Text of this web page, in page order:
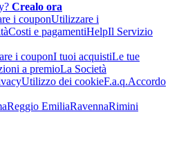
Crealo ora
i couponUtilizzare i
Costi e pagamentiHelpIl Servizio
i couponI tuoi acquistiLe tue
a premioLa Società
Utilizzo dei cookieF.a.q.Accordo
Reggio EmiliaRavennaRimini